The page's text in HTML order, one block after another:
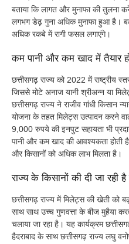
बताया कि लागत और मुनाफा की तुलना
लगभग डेढ़ गुना अधिक मुनाफा हुआ है।
अधिक रकबे में रागी फसल लगाएंगे।
कम पानी और कम खाद में तैयार
छत्तीसगढ़ राज्य को 2022 में राष्ट्रीय
जिससे मोटे अनाज यानी श्रीअन्न या
छत्तीसगढ़ राज्य ने राजीव गांधी किसान
योजना के तहत मिलेट्स उत्पादन करने
9,000 रुपये की इनपुट सहायता भी
पानी और कम खाद की आवश्यकता होती
और किसानों को अधिक लाभ मिलता है।
राज्य के किसानों की दी जा रही है
छत्तीसगढ़ राज्य में मिलेट्स की खेती को
साथ साथ उच्च गुणवत्ता के बीज मुहैया
चलाया जा रहा है। यह कार्यक्रम
हैदराबाद के साथ छत्तीसगढ़ राज्य लघु